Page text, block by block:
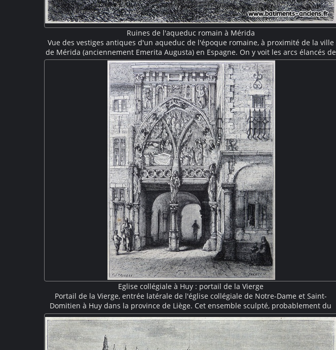
Ruines de l'aqueduc romain à Mérida
Vue des vestiges antiques d'un aqueduc de l'époque romaine, à proximité de la ville
de Mérida (anciennement Emerita Augusta) en Espagne. On y voit les arcs élancés de
grande hauteur qui soutenaient le canal aujourd'hui partiellement effondré. Ce site,
également appelé aqueduc des Miracles (Acueducto de los Milagros) est inscrit au
Patrimoine mondial de l'Unesco.
Eglise collégiale à Huy : portail de la Vierge
Portail de la Vierge, entrée latérale de l'église collégiale de Notre-Dame et Saint-
Domitien à Huy dans la province de Liège. Cet ensemble sculpté, probablement du
XIVe siècle, fait partie de cet ensemble architectural de de style gothique mosan
inscrit au patrimoine exceptionnel de Wallonie.